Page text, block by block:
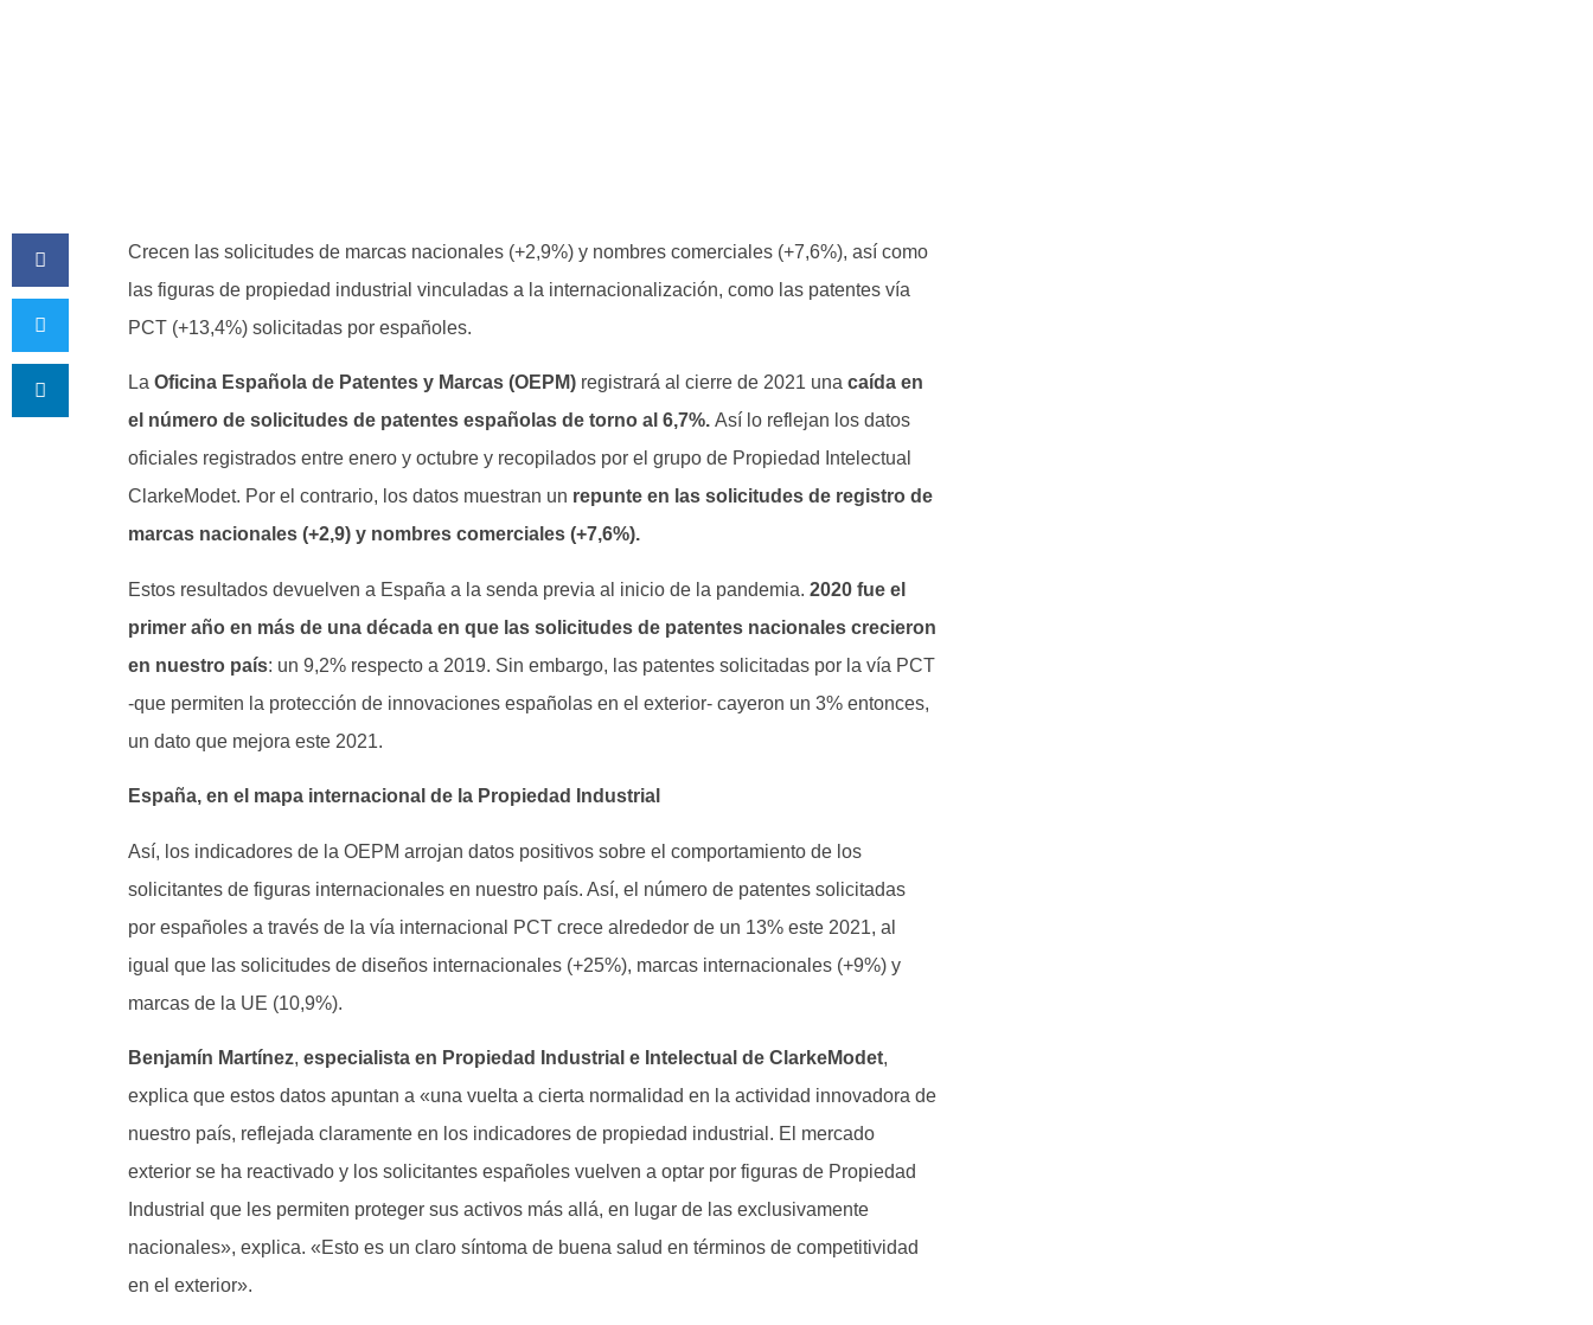
Crecen las solicitudes de marcas nacionales (+2,9%) y nombres comerciales (+7,6%), así como
las figuras de propiedad industrial vinculadas a la internacionalización, como las patentes vía
PCT (+13,4%) solicitadas por españoles.
La Oficina Española de Patentes y Marcas (OEPM) registrará al cierre de 2021 una caída en
el número de solicitudes de patentes españolas de torno al 6,7%. Así lo reflejan los datos
oficiales registrados entre enero y octubre y recopilados por el grupo de Propiedad Intelectual
ClarkeModet. Por el contrario, los datos muestran un repunte en las solicitudes de registro de
marcas nacionales (+2,9) y nombres comerciales (+7,6%).
Estos resultados devuelven a España a la senda previa al inicio de la pandemia. 2020 fue el
primer año en más de una década en que las solicitudes de patentes nacionales crecieron
en nuestro país: un 9,2% respecto a 2019. Sin embargo, las patentes solicitadas por la vía PCT
-que permiten la protección de innovaciones españolas en el exterior- cayeron un 3% entonces,
un dato que mejora este 2021.
España, en el mapa internacional de la Propiedad Industrial
Así, los indicadores de la OEPM arrojan datos positivos sobre el comportamiento de los
solicitantes de figuras internacionales en nuestro país. Así, el número de patentes solicitadas
por españoles a través de la vía internacional PCT crece alrededor de un 13% este 2021, al
igual que las solicitudes de diseños internacionales (+25%), marcas internacionales (+9%) y
marcas de la UE (10,9%).
Benjamín Martínez, especialista en Propiedad Industrial e Intelectual de ClarkeModet,
explica que estos datos apuntan a «una vuelta a cierta normalidad en la actividad innovadora de
nuestro país, reflejada claramente en los indicadores de propiedad industrial. El mercado
exterior se ha reactivado y los solicitantes españoles vuelven a optar por figuras de Propiedad
Industrial que les permiten proteger sus activos más allá, en lugar de las exclusivamente
nacionales», explica. «Esto es un claro síntoma de buena salud en términos de competitividad
en el exterior».